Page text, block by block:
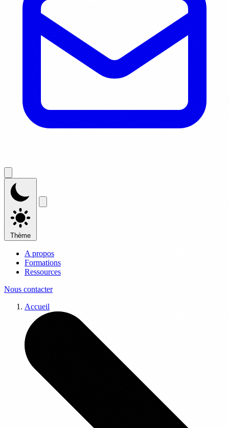
Thème
A propos
Formations
Ressources
Nous contacter
Accueil